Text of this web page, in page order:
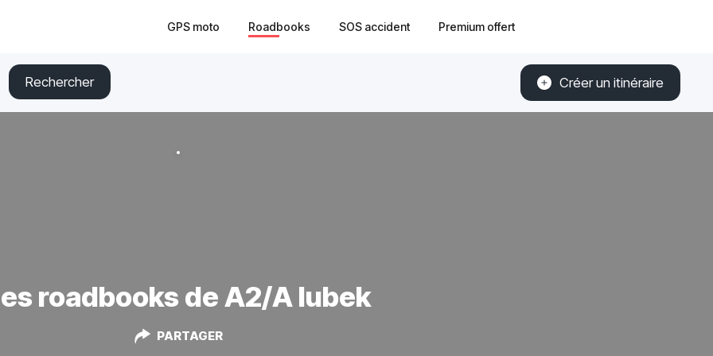
GPS moto Roadbooks SOS accident Premium offert
Rechercher Créer un itinéraire
roadbooks de A2/A lubek
PARTAGER